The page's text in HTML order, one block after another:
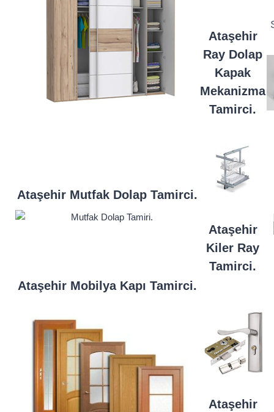
Ataşehir
Ray Dolap
Kapak
Mekanizma
Tamirci.
Ataşehir Mutfak Dolap Tamirci.
Ataşehir
Kiler Ray
Tamirci.
Ataşehir Mobilya Kapı Tamirci.
Ataşehir